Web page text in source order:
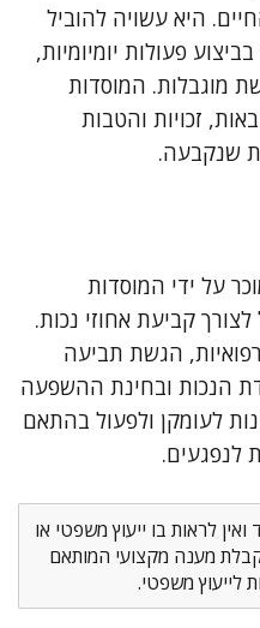
היא עשויה להוביל
פעולות יומיומיות,
מוגבלות. המוסדות
זכויות והטבות
שנקבעה.
על ידי המוסדות
קביעת אחוזי נכות.
הגשת תביעה
הנכות ובחינת ההשפעה
לעומקן ולפעול בהתאם
לנפגעים.
לראות בו ייעוץ משפטי או
מענה מקצועי המותאם
לייעוץ משפטי.